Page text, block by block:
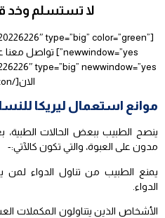
لا تستسلم وخد
type=”big” color=”green”
الان[/button]
موانع استعمال ليريكا
ينصح الطبيب ببعض الحالات الطبية،
مدون على العبوة، والتي تكون كالآتي:-
يمنع الطبيب من تناول الدواء
الدواء.
الأشخاص الذين يتناولون المكملات